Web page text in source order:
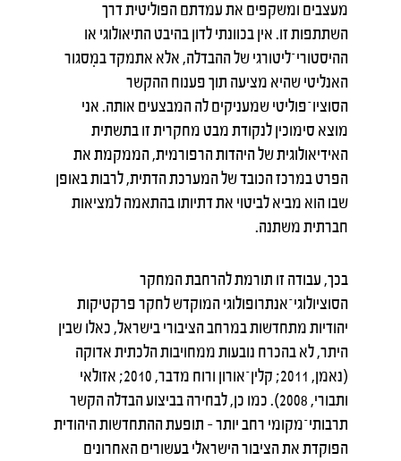
מעצבים ומשקפים את עמדתם הפוליטית דרך
השתתפות זו. אין בכוונתי לדון בהיבט התיאולוגי או
ההיסטורי־ליטורגי של ההבדלה, אלא אתמקד במִסגור
האנליטי שהיא מציעה תוך פענוח ההקשר
הסוציו־פוליטי שמעניקים לה המבצעים אותה. אני
מוצא סימוכין לנקודת מבט מחקרית זו בתשתית
האידיאולוגית של היהדות הרפורמית, הממקמת את
הפרט במרכז הכובד של המערכת הדתית, לרבות באופן
שבו הוא מביא לביטוי את דתיותו בהתאמה למציאות
חברתית משתנה.
בכך, עבודה זו תורמת להרחבת המחקר
הסוציולוגי־אנתרופולוגי המוקדש לחקר פרקטיקות
יהודיות מתחדשות במרחב הציבורי בישראל, כאלו שבין
היתר, לא בהכרח נובעות ממחויבות הלכתית אדוקה
(נאמן, 2011; קלין־אורון ורוח מדבר, 2010; אזולאי
ותבורי, 2008). כמו כן, לבחירה בביצוע הבדלה הקשר
תרבותי־מקומי רחב יותר – תופעת ההתחדשות היהודית
הפוקדת את הציבור הישראלי בעשורים האחרונים